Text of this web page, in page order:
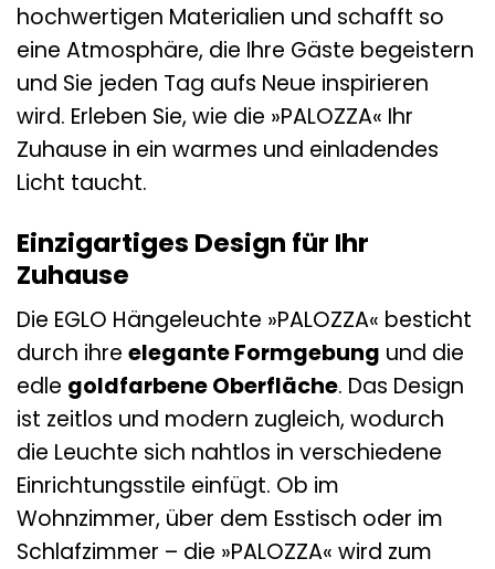
hochwertigen Materialien und schafft so
eine Atmosphäre, die Ihre Gäste begeistern
und Sie jeden Tag aufs Neue inspirieren
wird. Erleben Sie, wie die »PALOZZA« Ihr
Zuhause in ein warmes und einladendes
Licht taucht.
Einzigartiges Design für Ihr
Zuhause
Die EGLO Hängeleuchte »PALOZZA« besticht
durch ihre elegante Formgebung und die
edle goldfarbene Oberfläche. Das Design
ist zeitlos und modern zugleich, wodurch
die Leuchte sich nahtlos in verschiedene
Einrichtungsstile einfügt. Ob im
Wohnzimmer, über dem Esstisch oder im
Schlafzimmer – die »PALOZZA« wird zum